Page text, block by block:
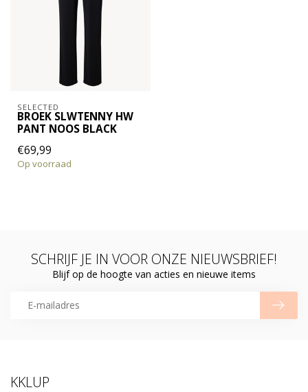
SELECTED
BROEK SLWTENNY HW
PANT NOOS BLACK
€69,99
Op voorraad
SCHRIJF JE IN VOOR ONZE NIEUWSBRIEF!
Blijf op de hoogte van acties en nieuwe items
KKLUP